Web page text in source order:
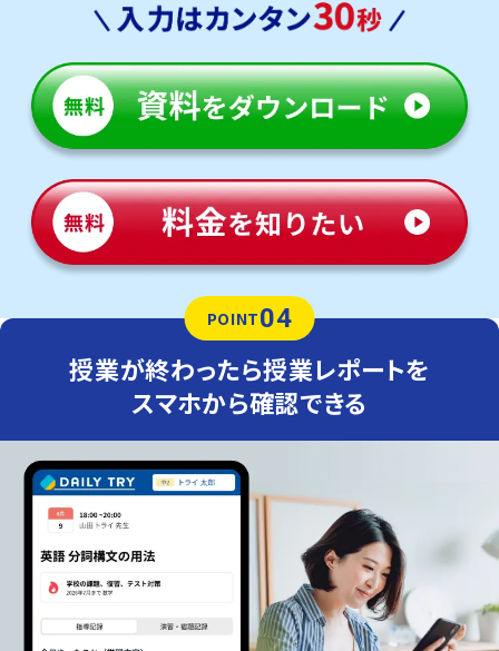
POINT04
授業が終わったら授業レポートを
スマホから確認できる